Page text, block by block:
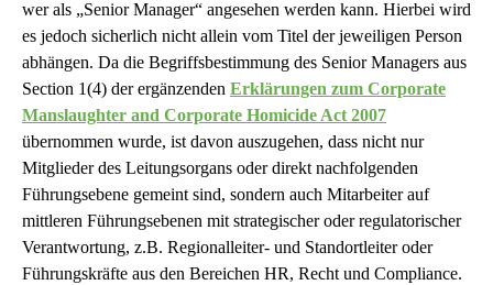
wer als „Senior Manager“ angesehen werden kann. Hierbei wird
es jedoch sicherlich nicht allein vom Titel der jeweiligen Person
abhängen. Da die Begriffsbestimmung des Senior Managers aus
Section 1(4) der ergänzenden Erklärungen zum Corporate
Manslaughter and Corporate Homicide Act 2007
übernommen wurde, ist davon auszugehen, dass nicht nur
Mitglieder des Leitungsorgans oder direkt nachfolgenden
Führungsebene gemeint sind, sondern auch Mitarbeiter auf
mittleren Führungsebenen mit strategischer oder regulatorischer
Verantwortung, z.B. Regionalleiter- und Standortleiter oder
Führungskräfte aus den Bereichen HR, Recht und Compliance.